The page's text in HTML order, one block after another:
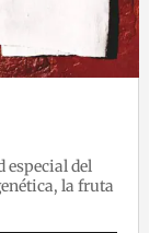
especial del
la fruta